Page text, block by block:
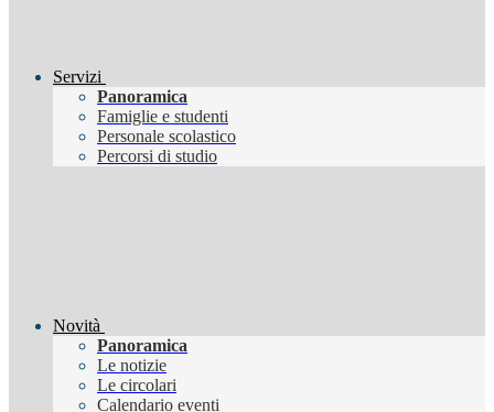
Servizi
Panoramica
Famiglie e studenti
Personale scolastico
Percorsi di studio
Novità
Panoramica
Le notizie
Le circolari
Calendario eventi